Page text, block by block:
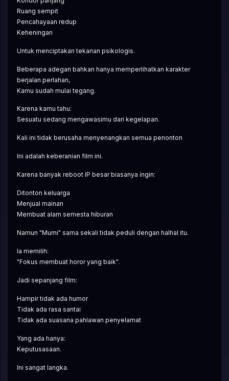
Ruang sempit
Pencahayaan redup
Keheningan
Untuk menciptakan tekanan psikologis.
Beberapa adegan bahkan hanya memperlihatkan karakter
berjalan perlahan,
Kamu sudah mulai tegang.
Karena kamu tahu:
Sesuatu sedang mengawasimu dari kegelapan.
Kali ini tidak berusaha menyenangkan semua penonton
Ini adalah keberanian film ini.
Karena banyak reboot IP besar biasanya ingin:
Ditonton keluarga
Menjual mainan
Membuat alam semesta hiburan
Namun "Mumi" sama sekali tidak peduli dengan halhal itu.
Ia memilih:
"Fokus membuat horor yang baik".
Jadi sepanjang film:
Hampir tidak ada humor
Tidak ada rasa santai
Tidak ada suasana pahlawan penyelamat
Yang ada hanya:
Keputusasaan.
Ini sangat langka.